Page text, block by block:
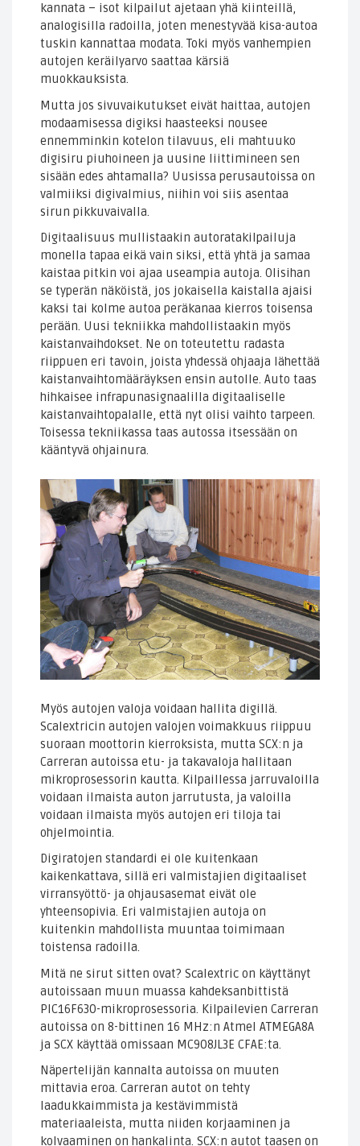
kannata – isot kilpailut ajetaan yhä kiinteillä,
analogisilla radoilla, joten menestyvää kisa-autoa
tuskin kannattaa modata. Toki myös vanhempien
autojen keräilyarvo saattaa kärsiä
muokkauksista.
Mutta jos sivuvaikutukset eivät haittaa, autojen
modaamisessa digiksi haasteeksi nousee
ennemminkin kotelon tilavuus, eli mahtuuko
digisiru piuhoineen ja uusine liittimineen sen
sisään edes ahtamalla? Uusissa perusautoissa on
valmiiksi digivalmius, niihin voi siis asentaa
sirun pikkuvaivalla.
Digitaalisuus mullistaakin autoratakilpailuja
monella tapaa eikä vain siksi, että yhtä ja samaa
kaistaa pitkin voi ajaa useampia autoja. Olisihan
se typerän näköistä, jos jokaisella kaistalla ajaisi
kaksi tai kolme autoa peräkanaa kierros toisensa
perään. Uusi tekniikka mahdollistaakin myös
kaistanvaihdokset. Ne on toteutettu radasta
riippuen eri tavoin, joista yhdessä ohjaaja lähettää
kaistanvaihtomääräyksen ensin autolle. Auto taas
hihkaisee infrapunasignaalilla digitaaliselle
kaistanvaihtopalalle, että nyt olisi vaihto tarpeen.
Toisessa tekniikassa taas autossa itsessään on
kääntyvä ohjainura.
Myös autojen valoja voidaan hallita digillä.
Scalextricin autojen valojen voimakkuus riippuu
suoraan moottorin kierroksista, mutta SCX:n ja
Carreran autoissa etu- ja takavaloja hallitaan
mikroprosessorin kautta. Kilpaillessa jarruvaloilla
voidaan ilmaista auton jarrutusta, ja valoilla
voidaan ilmaista myös autojen eri tiloja tai
ohjelmointia.
Digiratojen standardi ei ole kuitenkaan
kaikenkattava, sillä eri valmistajien digitaaliset
virransyöttö- ja ohjausasemat eivät ole
yhteensopivia. Eri valmistajien autoja on
kuitenkin mahdollista muuntaa toimimaan
toistensa radoilla.
Mitä ne sirut sitten ovat? Scalextric on käyttänyt
autoissaan muun muassa kahdeksanbittistä
PIC16F630-mikroprosessoria. Kilpailevien Carreran
autoissa on 8-bittinen 16 MHz:n Atmel ATMEGA8A
ja SCX käyttää omissaan MC908JL3E CFAE:ta.
Näpertelijän kannalta autoissa on muuten
mittavia eroa. Carreran autot on tehty
laadukkaimmista ja kestävimmistä
materiaaleista, mutta niiden korjaaminen ja
kolvaaminen on hankalinta. SCX:n autot taasen on